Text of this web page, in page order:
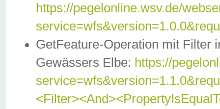
https://pegelonline.wsv.de/
GetFeature-Operation mit Filter
Gewässers Elbe: https://